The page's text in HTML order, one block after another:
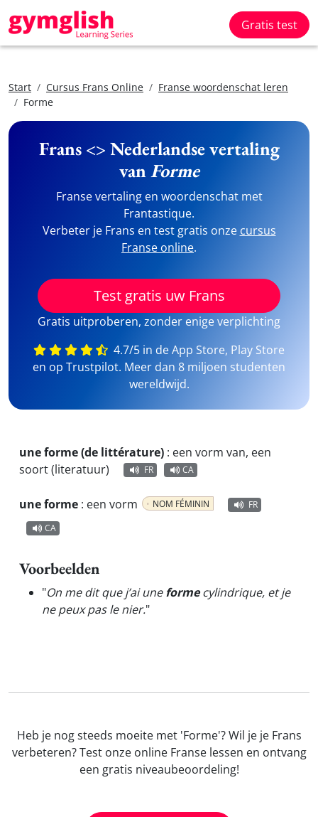
Gratis test
Start Cursus Frans Online
Franse woordenschat leren
Forme
Frans <> Nederlandse vertaling
vanForme
Franse vertaling en woordenschat met
Frantastique.
Verbeter je Frans en test gratis onze cursus
Franse online.
Test gratis uw Frans
Gratis uitproberen, zonder enige verplichting
4.7/5 in de App Store, Play Store
en op Trustpilot. Meer dan 8 miljoen studenten
wereldwijd.
une forme (de littérature) : een vorm van, een
soort (literatuur)
FR CA
une forme : een vorm NOM FÉMININ
FR
CA
Voorbeelden
"On me dit que j’ai uneformecylindrique, et je
ne peux pas le nier."
Heb je nog steeds moeite met 'Forme'? Wil je je Frans
verbeteren? Test onze online Franse lessen en ontvang
een gratis niveaubeoordeling!